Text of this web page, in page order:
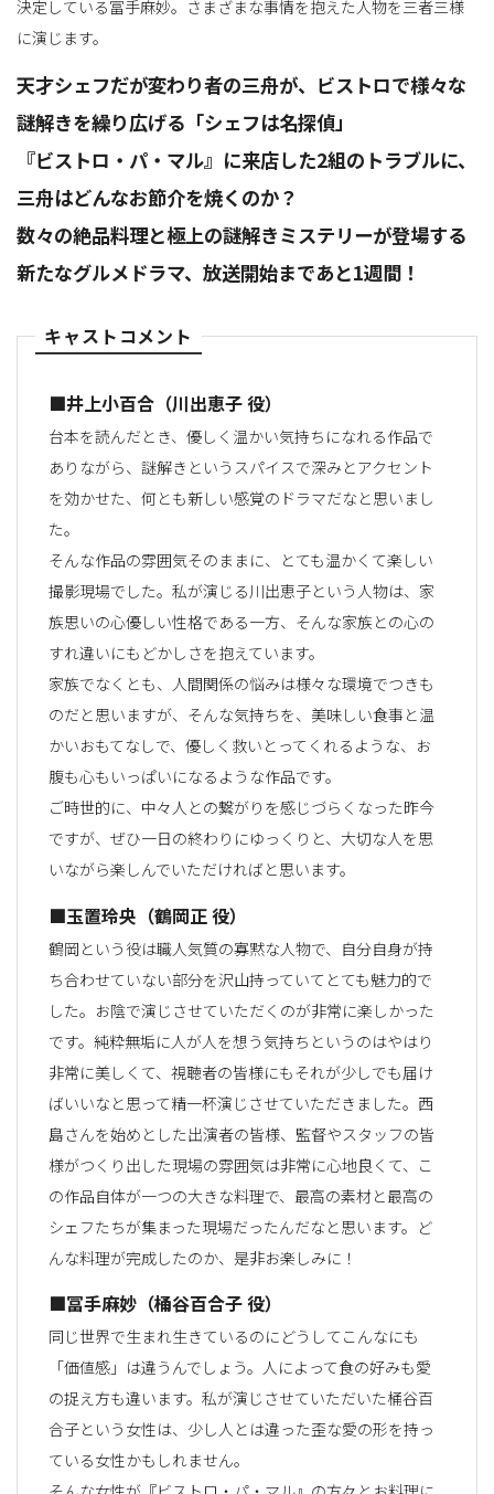
決定している冨手麻妙。さまざまな事情を抱えた人物を三者三様
に演じます。
天才シェフだが変わり者の三舟が、ビストロで様々な
謎解きを繰り広げる「シェフは名探偵」
『ビストロ・パ・マル』に来店した2組のトラブルに、
三舟はどんなお節介を焼くのか？
数々の絶品料理と極上の謎解きミステリーが登場する
新たなグルメドラマ、放送開始まであと1週間！
キャストコメント
■井上小百合（川出恵子 役）
台本を読んだとき、優しく温かい気持ちになれる作品で
ありながら、謎解きというスパイスで深みとアクセント
を効かせた、何とも新しい感覚のドラマだなと思いまし
た。
そんな作品の雰囲気そのままに、とても温かくて楽しい
撮影現場でした。私が演じる川出恵子という人物は、家
族思いの心優しい性格である一方、そんな家族との心の
すれ違いにもどかしさを抱えています。
家族でなくとも、人間関係の悩みは様々な環境でつきも
のだと思いますが、そんな気持ちを、美味しい食事と温
かいおもてなしで、優しく救いとってくれるような、お
腹も心もいっぱいになるような作品です。
ご時世的に、中々人との繋がりを感じづらくなった昨今
ですが、ぜひ一日の終わりにゆっくりと、大切な人を思
いながら楽しんでいただければと思います。
■玉置玲央（鶴岡正 役）
鶴岡という役は職人気質の寡黙な人物で、自分自身が持
ち合わせていない部分を沢山持っていてとても魅力的で
した。お陰で演じさせていただくのが非常に楽しかった
です。純粋無垢に人が人を想う気持ちというのはやはり
非常に美しくて、視聴者の皆様にもそれが少しでも届け
ばいいなと思って精一杯演じさせていただきました。西
島さんを始めとした出演者の皆様、監督やスタッフの皆
様がつくり出した現場の雰囲気は非常に心地良くて、こ
の作品自体が一つの大きな料理で、最高の素材と最高の
シェフたちが集まった現場だったんだなと思います。ど
んな料理が完成したのか、是非お楽しみに！
■冨手麻妙（桶谷百合子 役）
同じ世界で生まれ生きているのにどうしてこんなにも
「価値感」は違うんでしょう。人によって食の好みも愛
の捉え方も違います。私が演じさせていただいた桶谷百
合子という女性は、少し人とは違った歪な愛の形を持っ
ている女性かもしれません。